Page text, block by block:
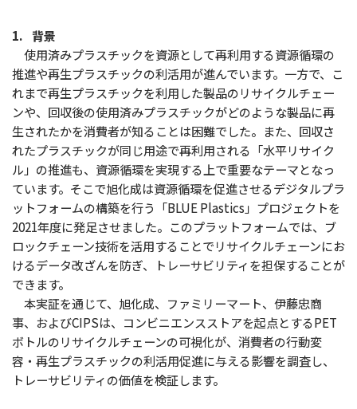
1. 背景
使用済みプラスチックを資源として再利用する資源循環の
推進や再生プラスチックの利活用が進んでいます。一方で、こ
れまで再生プラスチックを利用した製品のリサイクルチェー
ンや、回収後の使用済みプラスチックがどのような製品に再
生されたかを消費者が知ることは困難でした。また、回収さ
れたプラスチックが同じ用途で再利用される「水平リサイク
ル」の推進も、資源循環を実現する上で重要なテーマとなっ
ています。そこで旭化成は資源循環を促進させるデジタルプラ
ットフォームの構築を行う「BLUE Plastics」プロジェクトを
2021年度に発足させました。このプラットフォームでは、ブ
ロックチェーン技術を活用することでリサイクルチェーンにお
けるデータ改ざんを防ぎ、トレーサビリティを担保することが
できます。
本実証を通じて、旭化成、ファミリーマート、伊藤忠商
事、およびCIPSは、コンビニエンスストアを起点とするPET
ボトルのリサイクルチェーンの可視化が、消費者の行動変
容・再生プラスチックの利活用促進に与える影響を調査し、
トレーサビリティの価値を検証します。